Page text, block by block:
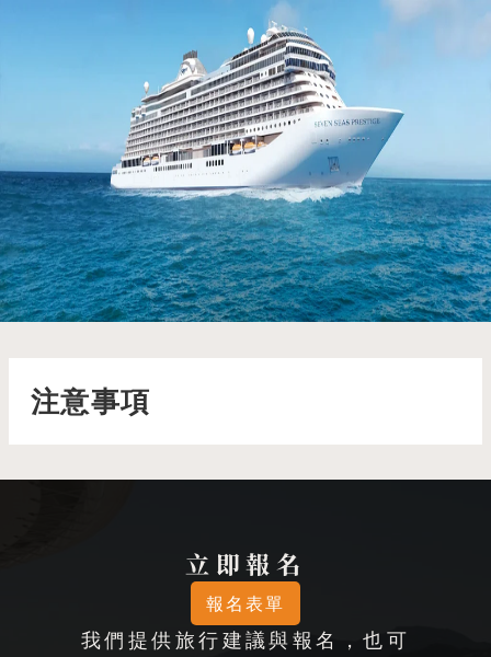
七海盛譽號 Seven Seas Prestige
潔白耀眼的 Seven Seas Prestige™ 將於 2026 年 11 月華麗
首航，漂浮在如玻璃波光般的蔚藍海面上
了解更多
注意事項
立即報名
報名表單
我們提供旅行建議與報名，也可